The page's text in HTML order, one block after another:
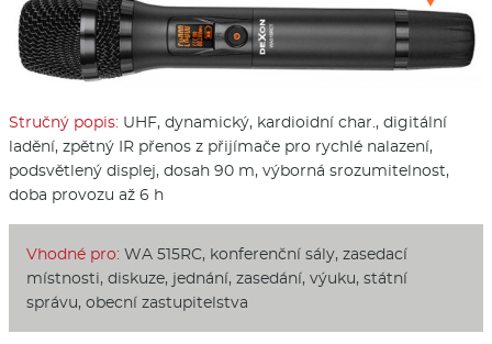
Stručný popis: UHF, dynamický, kardioidní char., digitální
ladění, zpětný IR přenos z přijímače pro rychlé nalazení,
podsvětlený displej, dosah 90 m, výborná srozumitelnost,
doba provozu až 6 h
Vhodné pro: WA 515RC, konferenční sály, zasedací
místnosti, diskuze, jednání, zasedání, výuku, státní
správu, obecní zastupitelstva